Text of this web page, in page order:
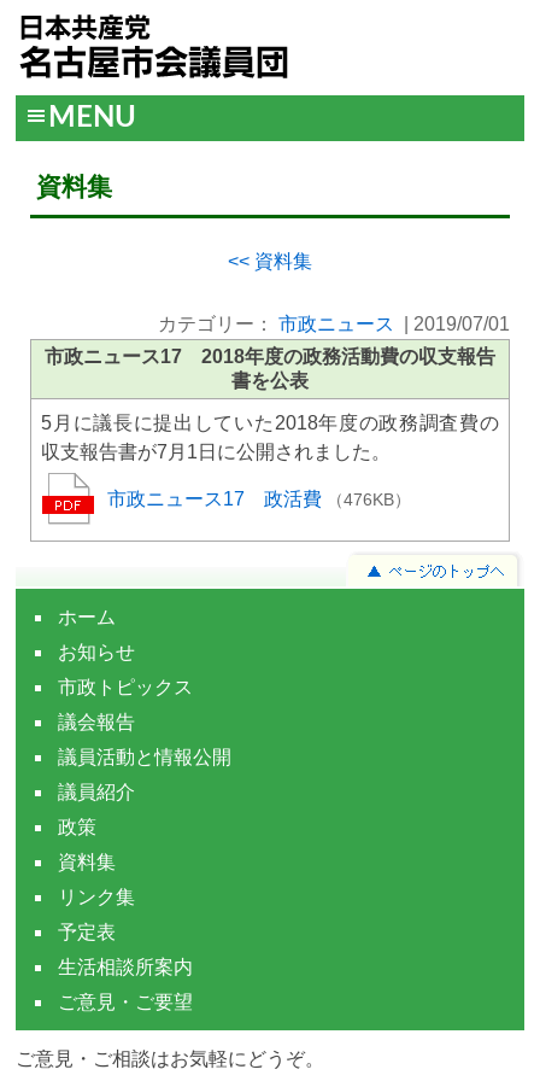
MENU
資料集
<< 資料集
カテゴリー： 市政ニュース
2019/07/01
市政ニュース17 2018年度の政務活動費の収支報告
書を公表
5月に議長に提出していた2018年度の政務調査費の
収支報告書が7月1日に公開されました。
市政ニュース17 政活費 （476KB）
ホーム
お知らせ
市政トピックス
議会報告
議員活動と情報公開
議員紹介
政策
資料集
リンク集
予定表
生活相談所案内
ご意見・ご要望
ご意見・ご相談はお気軽にどうぞ。